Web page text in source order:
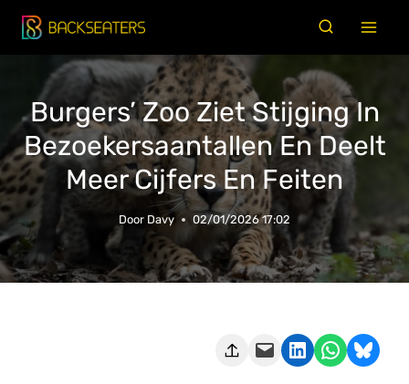
Doorgaan
naar
Burgers’ Zoo Ziet Stijging In
Bezoekersaantallen En Deelt
Meer Cijfers En Feiten
Door Davy 02/01/2026 17:02
Deze pagina e-mailen Delen op LinkedIn Delen via WhatsApp Share on Bluesky